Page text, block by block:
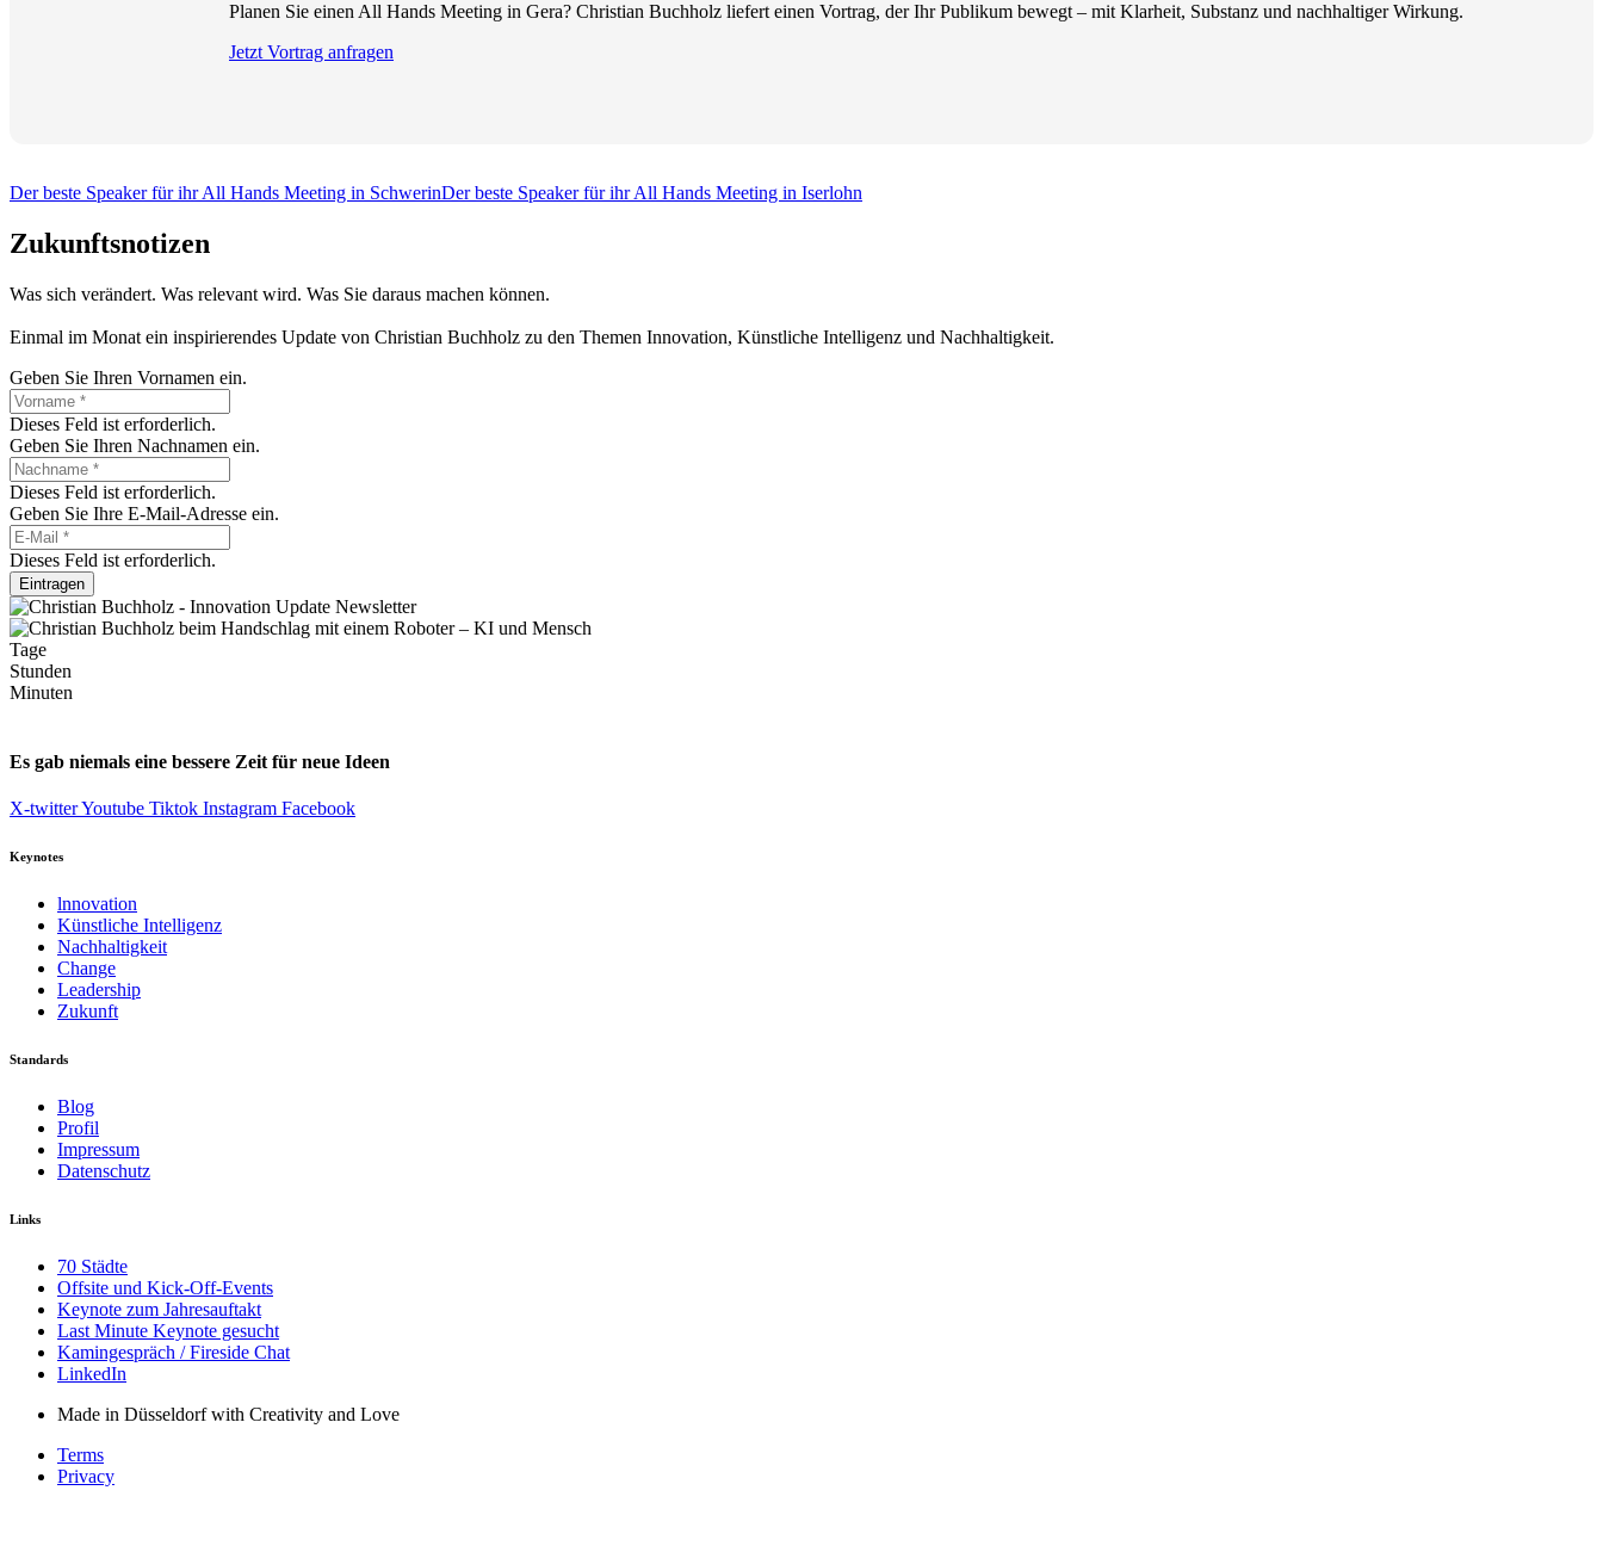
Planen Sie einen All Hands Meeting in Gera? Christian Buchholz liefert einen Vortrag, der Ihr Publikum bewegt – mit Klarheit, Substanz und nachhaltiger Wirkung.
Jetzt Vortrag anfragen
Der beste Speaker für ihr All Hands Meeting in SchwerinDer beste Speaker für ihr All Hands Meeting in Iserlohn
Zukunftsnotizen
Was sich verändert. Was relevant wird. Was Sie daraus machen können.
Einmal im Monat ein inspirierendes Update von Christian Buchholz zu den Themen Innovation, Künstliche Intelligenz und Nachhaltigkeit.
Geben Sie Ihren Vornamen ein.
Dieses Feld ist erforderlich.
Geben Sie Ihren Nachnamen ein.
Dieses Feld ist erforderlich.
Geben Sie Ihre E-Mail-Adresse ein.
Dieses Feld ist erforderlich.
Eintragen
Tage
Stunden
Minuten
Es gab niemals eine bessere Zeit für neue Ideen
X-twitterYoutube Tiktok Instagram Facebook
Keynotes
lnnovation
Künstliche Intelligenz
Nachhaltigkeit
Change
Leadership
Zukunft
Standards
Blog
Profil
Impressum
Datenschutz
Links
70 Städte
Offsite und Kick-Off-Events
Keynote zum Jahresauftakt
Last Minute Keynote gesucht
Kamingespräch / Fireside Chat
LinkedIn
Made in Düsseldorf with Creativity and Love
Terms
Privacy